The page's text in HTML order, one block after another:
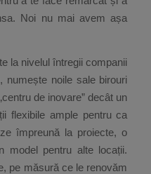
Noi nu mai avem așa
la nivelul întregii companii
numește noile sale birouri
de inovare” decât un
flexibile ample pentru ca
împreună la proiecte, o
model pentru alte locații.
pe măsură ce le renovăm